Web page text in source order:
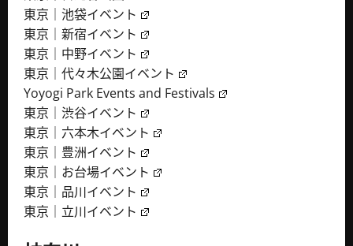
東京｜池袋イベント
東京｜新宿イベント
東京｜中野イベント
東京｜代々木公園イベント
Yoyogi Park Events and Festivals
東京｜渋谷イベント
東京｜六本木イベント
東京｜豊洲イベント
東京｜お台場イベント
東京｜品川イベント
東京｜立川イベント